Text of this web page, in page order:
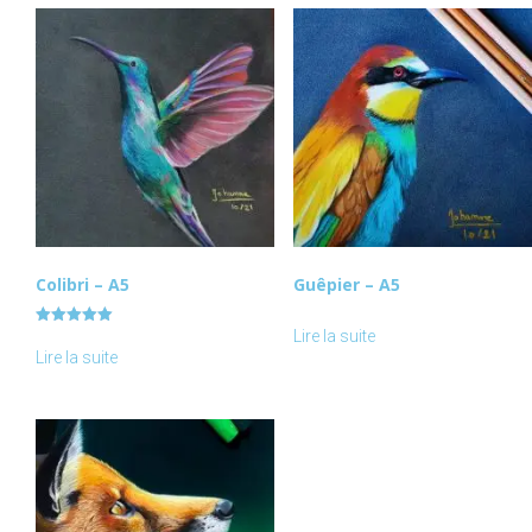
Colibri – A5
5.00
sur 5
Lire la suite
Guêpier – A5
Lire la suite